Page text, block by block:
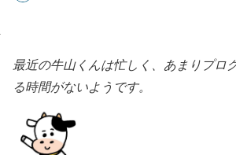
最近の牛山くんは忙しく、あまりプロ
る時間がないようです。